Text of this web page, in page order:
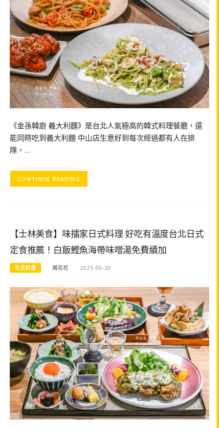
《金孫韓廚 義大利麵》是台北人氣極高的韓式料理餐廳，還
能同時吃到義大利麵 中山店生意好到每次經過都有人在排
隊，…
CONTINUE READING
【士林美食】味擂家日式料理 好吃有溫度台北日式
定食推薦！白飯鰹魚海帶味噌湯免費續加
日式料理 周花花 2025-06-20